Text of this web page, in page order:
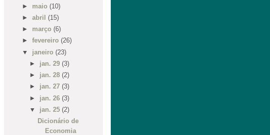
► maio (10)
► abril (15)
► março (6)
► fevereiro (26)
▼ janeiro (23)
► jan. 29(3)
► jan. 28(2)
► jan. 27(3)
► jan. 26(3)
▼ jan. 25(2)
Dicionário de
Economia